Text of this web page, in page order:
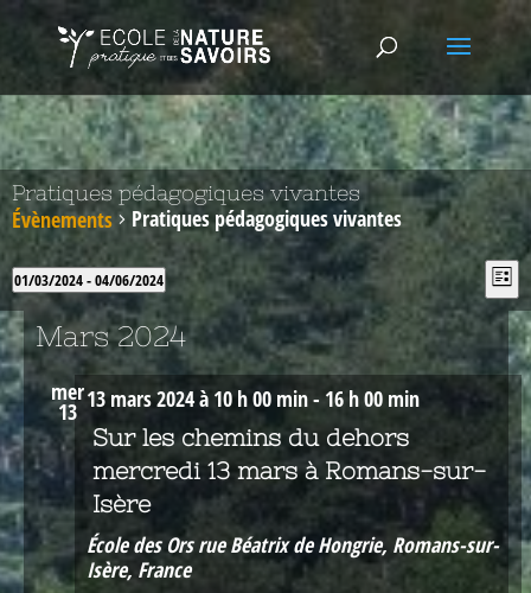
Pratiques pédagogiques vivantes
Évènements Pratiques pédagogiques vivantes
par
de
Liste
01/03/2024 - 04/06/2024
Sélectionnez
une
date.
Mars 2024
mer
13 13 mars 2024 à 10 h 00 min-16 h 00 min
Sur les chemins du dehors
mercredi 13 mars à Romans-sur-
Isère
École des Orsrue Béatrix de Hongrie, Romans-sur-
Isère, France